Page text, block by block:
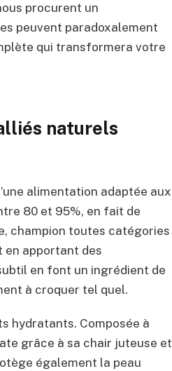
procurent un
peuvent paradoxalement
qui transformera votre
naturels
alimentation adaptée aux
80 et 95%, en fait de
champion toutes catégories
en apportant des
en font un ingrédient de
à croquer tel quel.
hydratants. Composée à
grâce à sa chair juteuse et
également la peau